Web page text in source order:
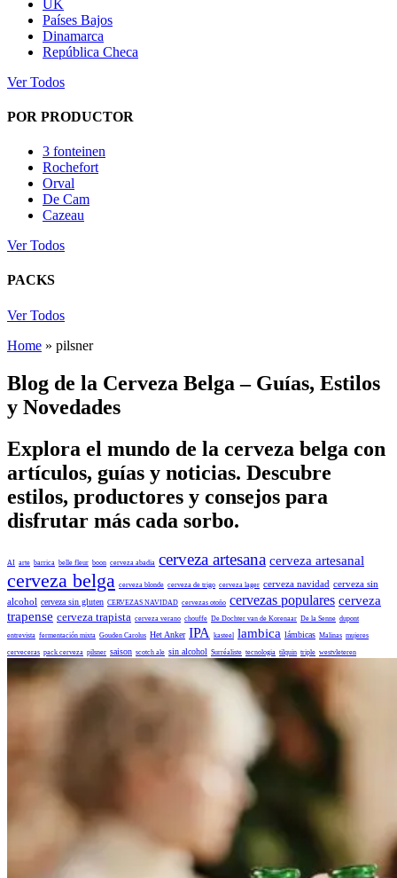
UK
Países Bajos
Dinamarca
República Checa
Ver Todos
POR PRODUCTOR
3 fonteinen
Rochefort
Orval
De Cam
Cazeau
Ver Todos
PACKS
Ver Todos
Home » pilsner
Blog de la Cerveza Belga – Guías, Estilos
y Novedades
Explora el mundo de la cerveza belga con
artículos, guías y noticias. Descubre
estilos, productores y consejos para
disfrutar más cada sorbo.
AI arte barrica belle fleur boon cerveza abadia cerveza artesana cerveza artesanal
cerveza belga cerveza blonde cerveza de trigo cerveza lager cerveza navidad cerveza sin
alcohol cerveza sin gluten CERVEZAS NAVIDAD cervezas otoño cervezas populares cerveza
trapense cerveza trapista cerveza verano chouffe De Dochter van de Korenaar De la Senne dupont
entrevista fermentación mixta Gouden Carolus Het Anker IPA kasteel lambica lámbicas Malinas mujeres
cerveceras pack cerveza pilsner saison scotch ale sin alcohol Surréaliste tecnologia tilquin triple westvleteren